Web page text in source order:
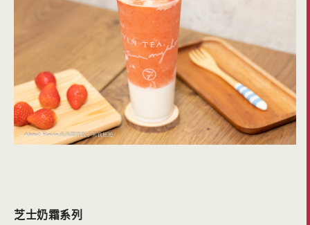
芝士奶霜系列